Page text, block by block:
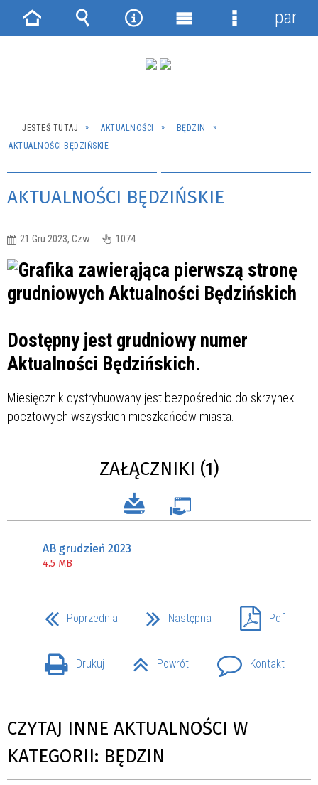
JESTEŚ TUTAJ AKTUALNOŚCI
BĘDZIN
AKTUALNOŚCI BĘDZIŃSKIE
AKTUALNOŚCI BĘDZIŃSKIE
21 Gru 2023, Czw 1074
Dostępny jest grudniowy numer
Aktualności Będzińskich.
Miesięcznik dystrybuowany jest bezpośrednio do skrzynek
pocztowych wszystkich mieszkańców miasta.
ZAŁĄCZNIKI (1)
AB grudzień 2023
4.5 MB
Poprzednia Następna Pdf
Drukuj Powrót Kontakt
CZYTAJ INNE AKTUALNOŚCI W
KATEGORII: BĘDZIN
Strona Wyszukiwarka
NarzędziaMenu
Menu
panel